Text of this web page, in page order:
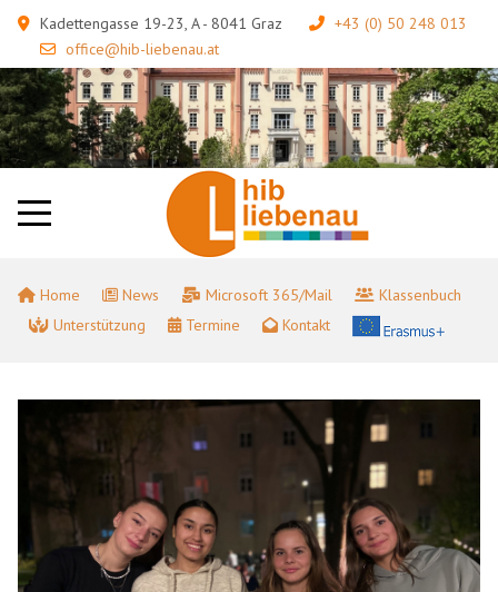
Kadettengasse 19-23, A - 8041 Graz
+43 (0) 50 248 013
office@hib-liebenau.at
Home News Microsoft 365/Mail
Klassenbuch
Unterstützung
Termine Kontakt